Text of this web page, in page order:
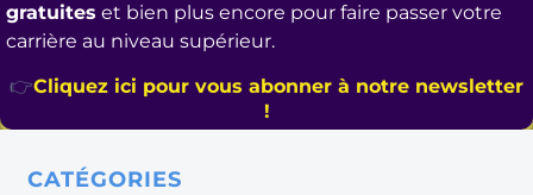
gratuites et bien plus encore pour faire passer votre
carrière au niveau supérieur.
👉Cliquez ici pour vous abonner à notre newsletter
!
CATÉGORIES